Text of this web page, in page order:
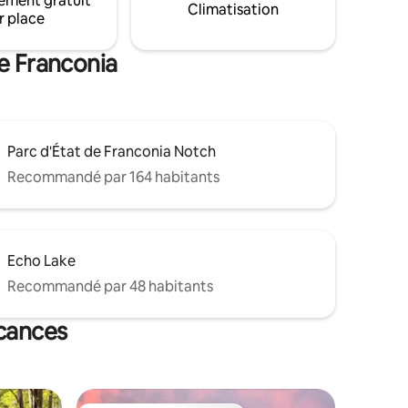
vélo et
À
sélection de films, de jeux et de livres
optique pour le télétravail et le streaming
place
Climatisation
Franconia
Parc d'État de Franconia Notch
Recommandé par 164 habitants
Echo Lake
Recommandé par 48 habitants